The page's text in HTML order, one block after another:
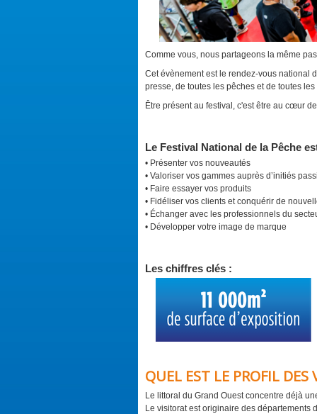
Comme vous, nous partageons la même
Cet évènement est le rendez-vous national
presse, de toutes les pêches et de toutes
Être présent au festival, c'est être au cœur
Le Festival National de la Pêche
• Présenter vos nouveautés
• Valoriser vos gammes auprès d’initiés
• Faire essayer vos produits
• Fidéliser vos clients et conquérir de
• Échanger avec les professionnels du
• Développer votre image de marque
Les chiffres clés :
QUEL EST LE PROFIL
Le littoral du Grand Ouest concentre déjà
Le visitorat est originaire des départements